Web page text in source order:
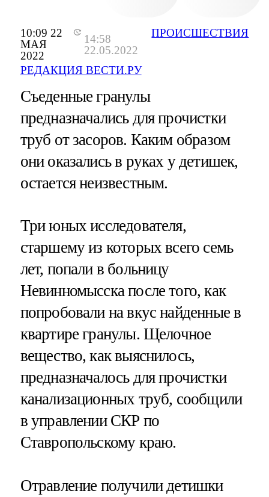
10:09 22
МАЯ
2022
14:58
22.05.2022
РЕДАКЦИЯ ВЕСТИ.РУ
ПРОИСШЕСТВИЯ
Съеденные гранулы
предназначались для прочистки
труб от засоров. Каким образом
они оказались в руках у детишек,
остается неизвестным.
Три юных исследователя,
старшему из которых всего семь
лет, попали в больницу
Невинномысска после того, как
попробовали на вкус найденные в
квартире гранулы. Щелочное
вещество, как выяснилось,
предназначалось для прочистки
канализационных труб, сообщили
в управлении СКР по
Ставропольскому краю.
Отравление получили детишки